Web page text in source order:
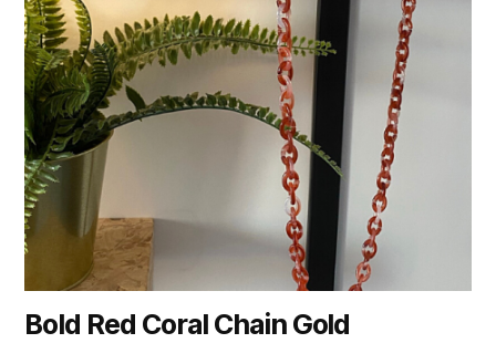
Bold Red Coral Chain Gold